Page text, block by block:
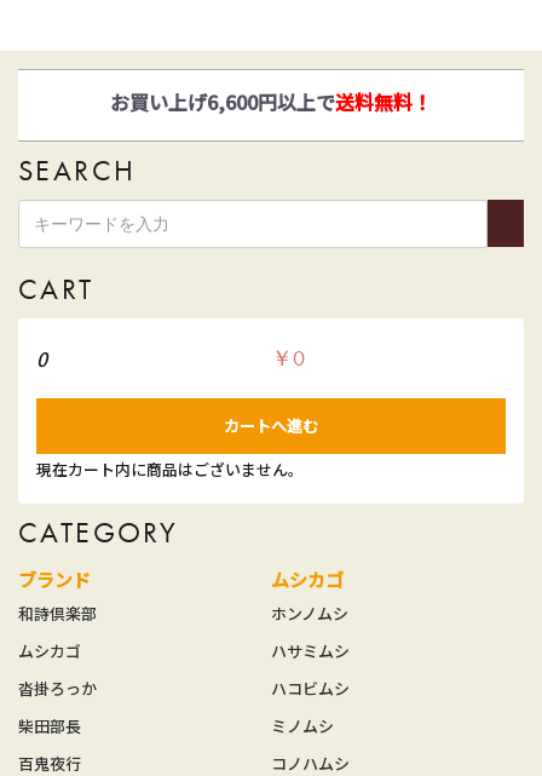
ゆうパックとヤマト運輸がお選びいただけます！
SEARCH
CART
0 ￥0
カートへ進む
現在カート内に商品はございません。
CATEGORY
ブランド
和詩倶楽部
ムシカゴ
沓掛ろっか
柴田部長
百鬼夜行
ムシカゴ
ホンノムシ
ハサミムシ
ハコビムシ
ミノムシ
コノハムシ